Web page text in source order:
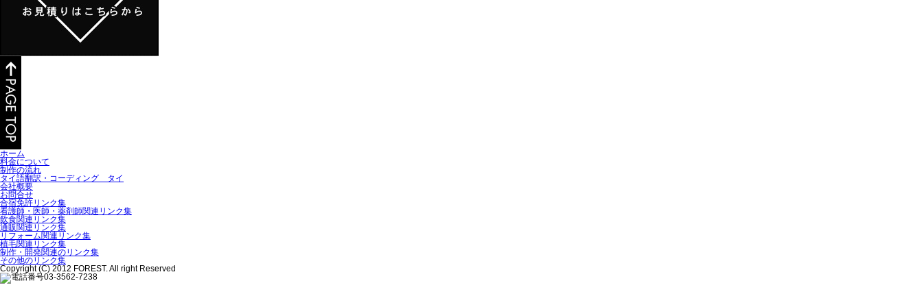
ホーム
料金について
制作の流れ
タイ語翻訳・コーディング タイ
会社概要
お問合せ
合宿免許リンク集
看護師・医師・薬剤師関連リンク集
飲食関連リンク集
通販関連リンク集
リフォーム関連リンク集
植毛関連リンク集
制作・開発関連のリンク集
その他のリンク集
Copyright (C) 2012 FOREST. All right Reserved